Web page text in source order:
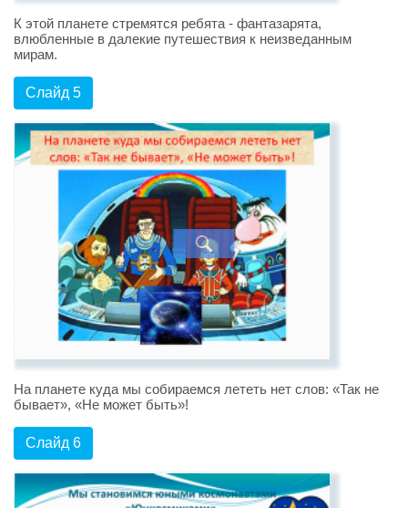
К этой планете стремятся ребята - фантазарята,
влюбленные в далекие путешествия к неизведанным
мирам.
Слайд 5
На планете куда мы собираемся лететь нет слов: «Так не
бывает», «Не может быть»!
Слайд 6